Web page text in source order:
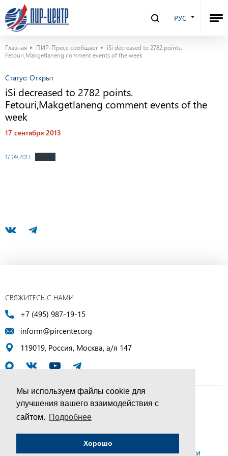
Мы используем файлы cookie для
улучшения вашего взаимодействия с
сайтом. Подробнее
Хорошо
РУС
Главная ПИР-Пресс сообщает
iSi decreased to 2782 points.
Fetouri,Makgetlaneng comment events of the week
Статус: Открыт
iSi decreased to 2782 points.
Fetouri,Makgetlaneng comment events of the
week
17 сентября 2013
17.09.2013 Скачать
СВЯЖИТЕСЬ С НАМИ
+7 (495) 987-19-15
inform@pircenter.org
119019, Россия, Москва, а/я 147
© ПИР-Центр, 1994–2025 | Все права защищены
Соглашение об обработке персональных данных
Политика конфиденциальности и условия обработки